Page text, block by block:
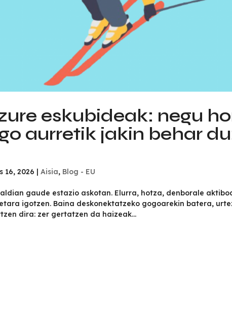
eskubideak: negu
aurretik jakin behar
16, 2026 |Aisia, Blog - EU
gaude estazio askotan. Elurra, hotza, denborale
igotzen. Baina deskonektatzeko gogoarekin batera,
dira: zer gertatzen da haizeak...